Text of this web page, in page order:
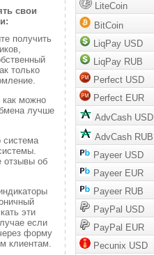
свои
получить
только
как можно
лучше
система
отзывы об
эти
если
форму
клиентам.
LiteCoin
BitCoin
LiqPay USD
LiqPay RUB
Perfect USD
Perfect EUR
AdvCash USD
AdvCash RUB
Payeer USD
Payeer EUR
Payeer RUB
PayPal USD
PayPal EUR
Pecunix USD